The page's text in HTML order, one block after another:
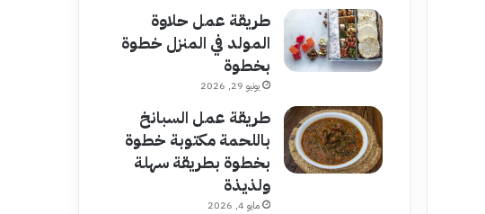
طريقة عمل حلاوة
المولد في المنزل خطوة
بخطوة
يونيو 29, 2026
طريقة عمل السبانخ
باللحمة مكتوبة خطوة
بخطوة بطريقة سهلة
ولذيذة
مايو 4, 2026